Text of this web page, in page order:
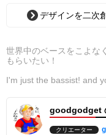
デザインを二次
世界中のベースをこよな
もらいたい！
I'm just the bassist! and
goodgodget
クリエーター